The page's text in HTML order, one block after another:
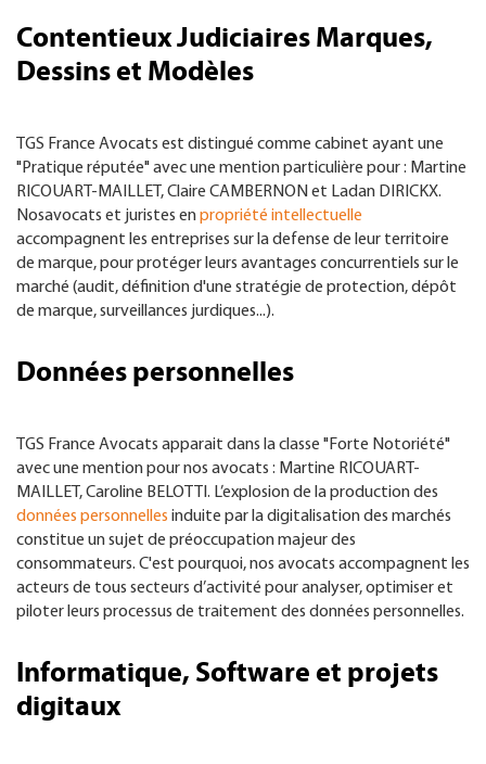
Contentieux Judiciaires Marques,
Dessins et Modèles
TGS France Avocats est distingué comme cabinet ayant une
"Pratique réputée" avec une mention particulière pour : Martine
RICOUART-MAILLET, Claire CAMBERNON et Ladan DIRICKX.
Nosavocats et juristes enpropriété intellectuelle
accompagnent les entreprises sur la defense de leur territoire
de marque, pour protéger leurs avantages concurrentiels sur le
marché (audit, définition d'une stratégie de protection, dépôt
de marque, surveillances jurdiques...).
Données personnelles
TGS France Avocats apparait dans la classe "Forte Notoriété"
avec une mention pour nos avocats : Martine RICOUART-
MAILLET, Caroline BELOTTI. L’explosion de la production des
données personnelles induite par la digitalisation des marchés
constitue un sujet de préoccupation majeur des
consommateurs. C'est pourquoi, nos avocats accompagnent les
acteurs de tous secteurs d’activité pour analyser, optimiser et
piloter leurs processus de traitement des données personnelles.
Informatique, Software et projets
digitaux